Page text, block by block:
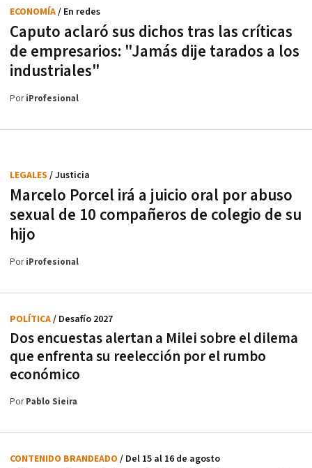
Caputo aclaró sus dichos tras las críticas
de empresarios: "Jamás dije tarados a los
industriales"
ECONOMÍA/ En redes
PoriProfesional
Marcelo Porcel irá a juicio oral por abuso
sexual de 10 compañeros de colegio de su
hijo
LEGALES / Justicia
PoriProfesional
Dos encuestas alertan a Milei sobre el dilema
que enfrenta su reelección por el rumbo
económico
POLÍTICA/ Desafío 2027
PorPablo Sieira
CONTENIDO BRANDEADO / Del 15 al 16 de agosto